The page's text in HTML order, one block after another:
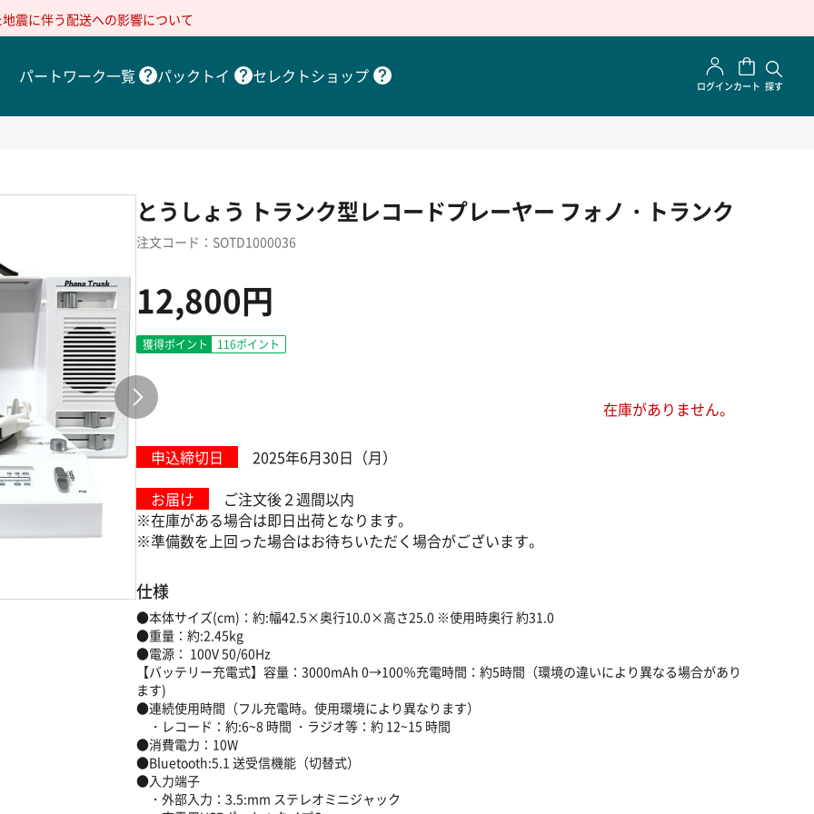
震に伴う配送への影響について
パートワーク一覧 パックトイ セレクトショップ ログインカート 探す
とうしょう トランク型レコードプレーヤー フォノ・トランク
注文コード：SOTD1000036
12,800円
獲得ポイント 116ポイント
在庫がありません。
申込締切日
2025年6月30日（月）
お届け
ご注文後２週間以内
※在庫がある場合は即日出荷となります。
※準備数を上回った場合はお待ちいただく場合がございます。
仕様
●本体サイズ(cm)：約:幅42.5×奥行10.0×高さ25.0 ※使用時奥行 約31.0
●重量：約:2.45kg
●電源： 100V 50/60Hz
【バッテリー充電式】容量：3000mAh 0→100％充電時間：約5時間（環境の違いにより異なる場合があり
ます)
●連続使用時間（フル充電時。使用環境により異なります）
・レコード：約:6~8 時間 ・ラジオ等：約 12~15 時間
●消費電力：10W
●Bluetooth:5.1 送受信機能（切替式）
●入力端子
・外部入力：3.5:mm ステレオミニジャック